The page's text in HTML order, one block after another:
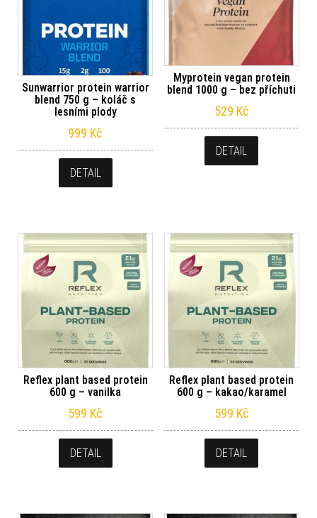
Sunwarrior protein warrior
blend 750 g – koláč s
lesními plody
999 Kč
DETAIL
Myprotein vegan protein
blend 1000 g – bez příchuti
529 Kč
DETAIL
Reflex plant based protein
600 g – vanilka
599 Kč
DETAIL
Reflex plant based protein
600 g – kakao/karamel
599 Kč
DETAIL